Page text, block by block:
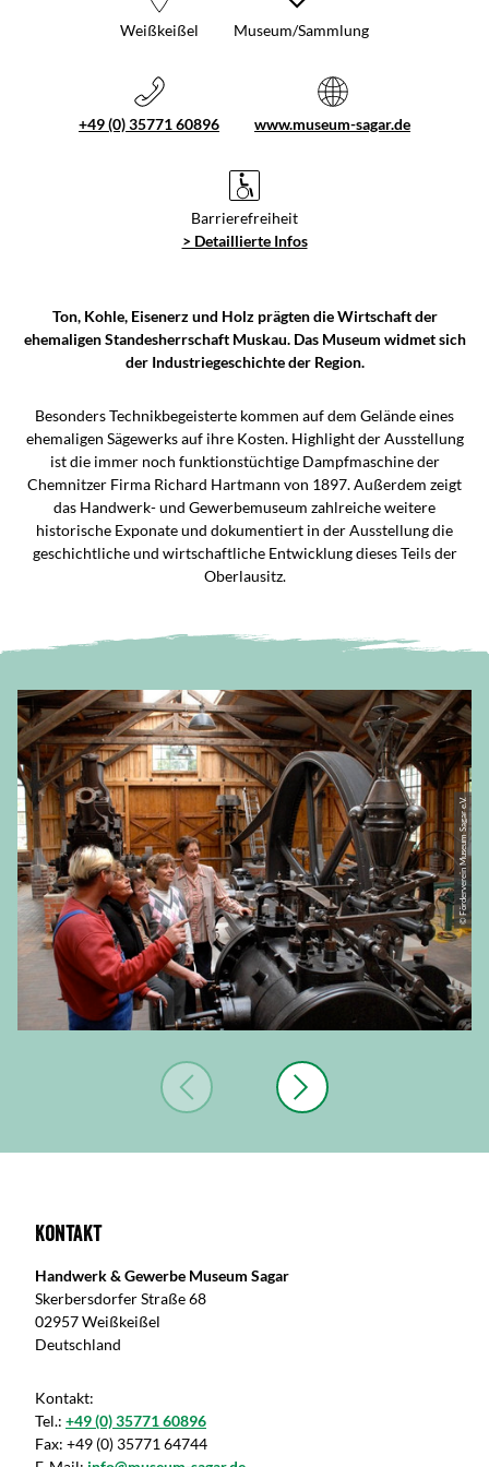
Weißkeißel Museum/Sammlung
+49 (0) 35771 60896 www.museum-sagar.de
Barrierefreiheit
> Detaillierte Infos
Ton, Kohle, Eisenerz und Holz prägten die Wirtschaft der
ehemaligen Standesherrschaft Muskau. Das Museum widmet sich
der Industriegeschichte der Region.
Besonders Technikbegeisterte kommen auf dem Gelände eines
ehemaligen Sägewerks auf ihre Kosten. Highlight der Ausstellung
ist die immer noch funktionstüchtige Dampfmaschine der
Chemnitzer Firma Richard Hartmann von 1897. Außerdem zeigt
das Handwerk- und Gewerbemuseum zahlreiche weitere
historische Exponate und dokumentiert in der Ausstellung die
geschichtliche und wirtschaftliche Entwicklung dieses Teils der
Oberlausitz.
© Förderverein Museum Sagar e.V.
Kontakt
Handwerk & Gewerbe Museum Sagar
Skerbersdorfer Straße 68
02957 Weißkeißel
Deutschland
Kontakt:
Tel.: +49 (0) 35771 60896
Fax: +49 (0) 35771 64744